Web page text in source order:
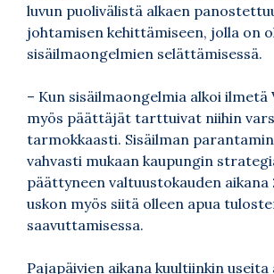
luvun puolivälistä alkaen
johtamisen kehittämiseen, jolla on
sisäilmaongelmien selättämisessä.
– Kun sisäilmaongelmia alkoi ilmetä
myös päättäjät tarttuivat niihin
tarmokkaasti. Sisäilman
vahvasti mukaan kaupungin
päättyneen valtuustokauden aikana
uskon myös siitä olleen apua
saavuttamisessa.
Pajapäivien aikana kuultiinkin useita